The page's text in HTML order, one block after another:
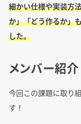
細かい仕様や実装方
か」「どう作るか」
した。
メンバー紹介
今回この課題に取り
す！